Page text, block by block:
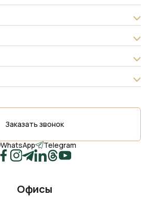
Заказать звонок
WhatsApp Telegram
Офисы